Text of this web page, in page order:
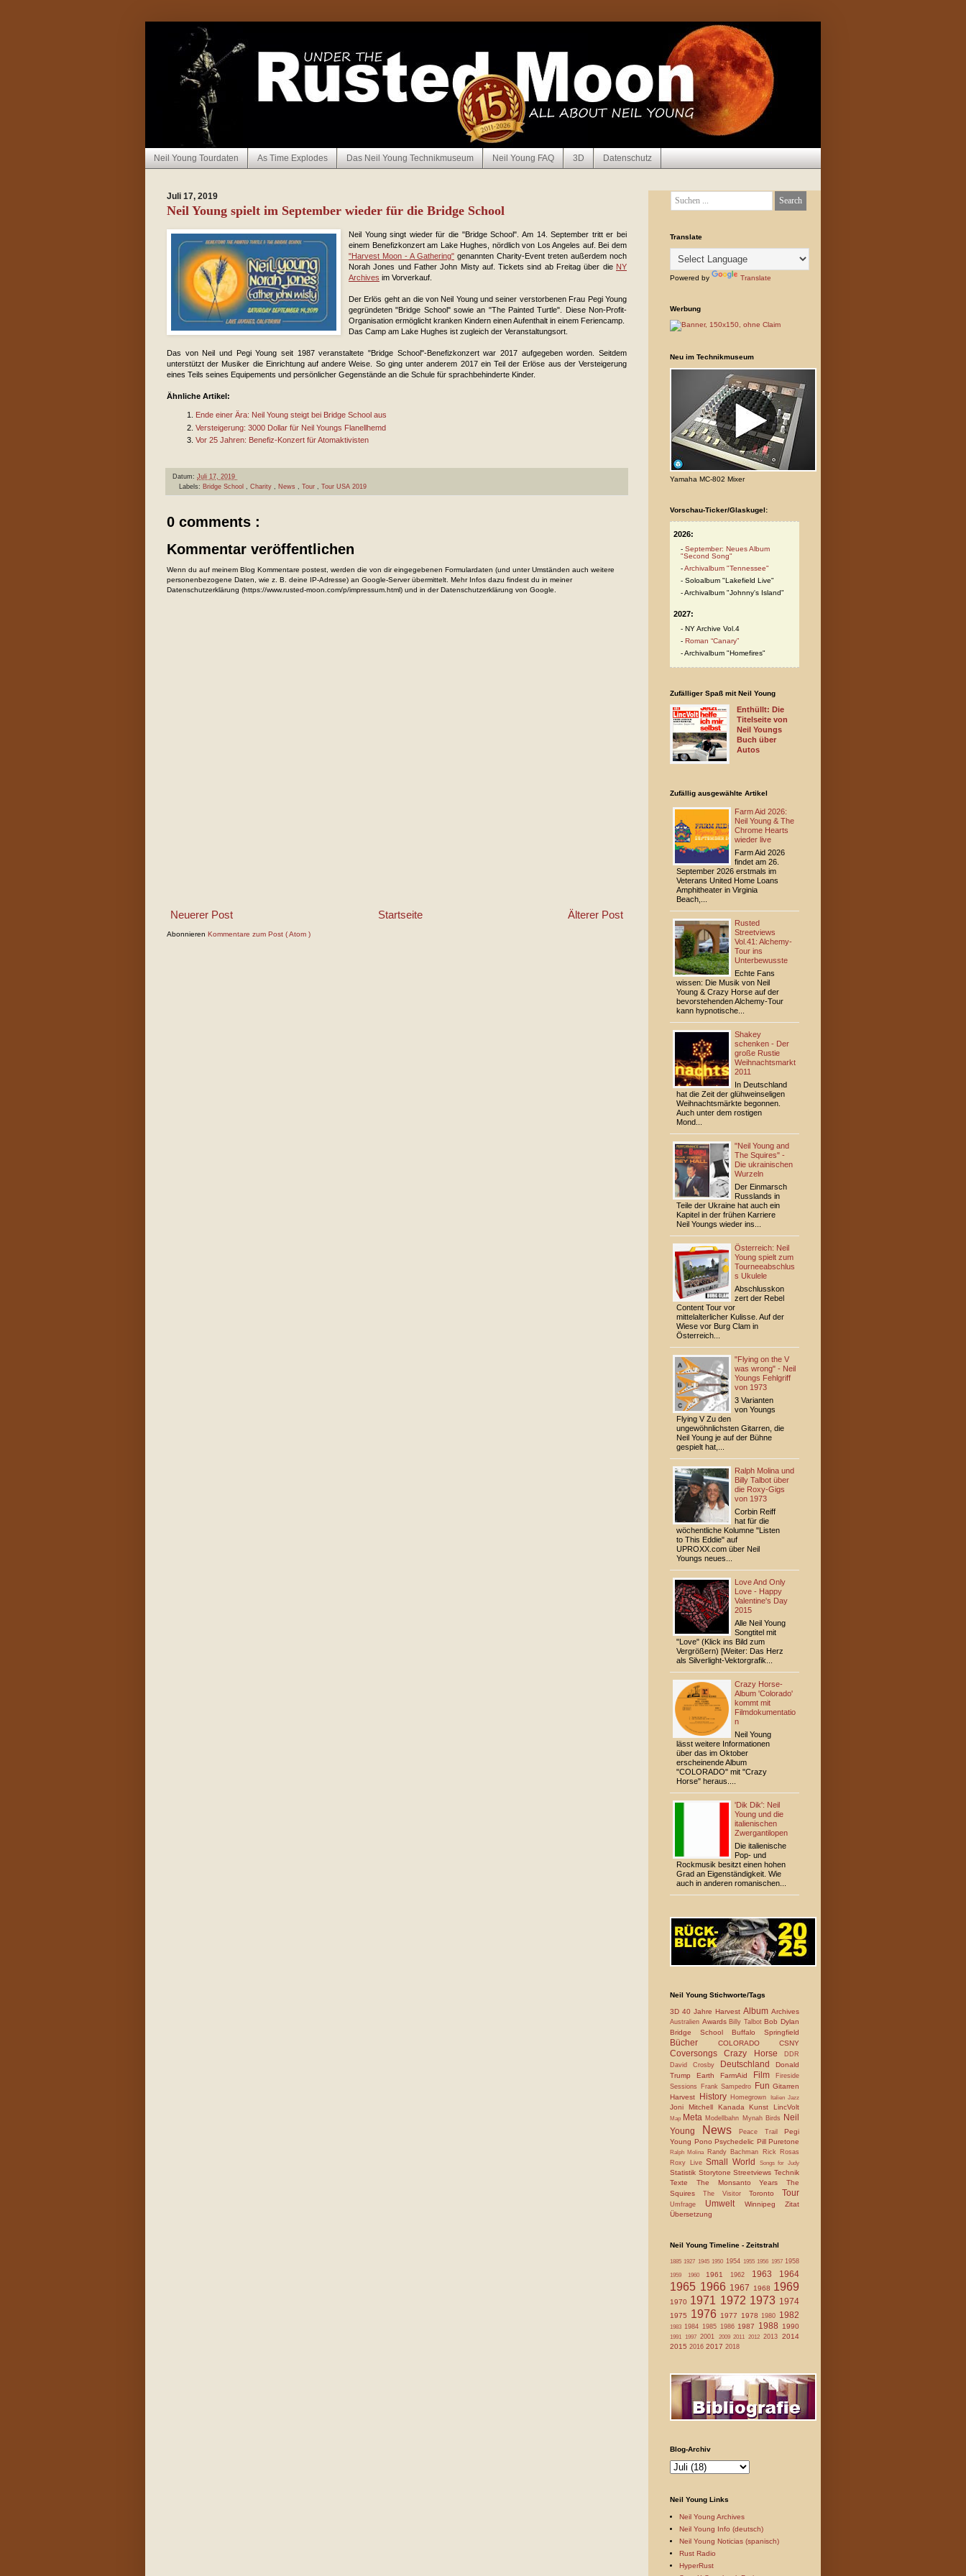
Neil Young Tourdaten As Time Explodes Das Neil Young Technikmuseum Neil Young FAQ 3D Datenschutz
Juli 17, 2019
Neil Young spielt im September wieder für die Bridge School
Neil Young singt wieder für die "Bridge School". Am 14. September tritt er bei
einem Benefizkonzert am Lake Hughes, nördlich von Los Angeles auf. Bei dem
"Harvest Moon - A Gathering" genannten Charity-Event treten außerdem noch
Norah Jones und Father John Misty auf. Tickets sind ab Freitag über die NY
Archives im Vorverkauf.
Der Erlös geht an die von Neil Young und seiner verstorbenen Frau Pegi Young
gegründeten "Bridge School" sowie an "The Painted Turtle". Diese Non-Profit-
Organisation ermöglicht kranken Kindern einen Aufenthalt in einem Feriencamp.
Das Camp am Lake Hughes ist zugleich der Veranstaltungsort.
Das von Neil und Pegi Young seit 1987 veranstaltete "Bridge School"-Benefizkonzert war 2017 aufgegeben worden. Seitdem
unterstützt der Musiker die Einrichtung auf andere Weise. So ging unter anderem 2017 ein Teil der Erlöse aus der Versteigerung
eines Teils seines Equipements und persönlicher Gegenstände an die Schule für sprachbehinderte Kinder.
Ähnliche Artikel:
Ende einer Ära: Neil Young steigt bei Bridge School aus
Versteigerung: 3000 Dollar für Neil Youngs Flanellhemd
Vor 25 Jahren: Benefiz-Konzert für Atomaktivisten
Datum: Juli 17, 2019
Labels: Bridge School , Charity , News , Tour , Tour USA 2019
0 comments :
Kommentar veröffentlichen
Wenn du auf meinem Blog Kommentare postest, werden die von dir eingegebenen Formulardaten (und unter Umständen auch weitere
personenbezogene Daten, wie z. B. deine IP-Adresse) an Google-Server übermittelt. Mehr Infos dazu findest du in meiner
Datenschutzerklärung (https://www.rusted-moon.com/p/impressum.html) und in der Datenschutzerklärung von Google.
Neuerer Post Älterer Post
Startseite
Abonnieren Kommentare zum Post ( Atom )
Translate
Powered by Translate
Werbung
Neu im Technikmuseum
Yamaha MC-802 Mixer
Vorschau-Ticker/Glaskugel:
2026:
September: Neues Album
"Second Song"
Archivalbum "Tennessee"
Soloalbum "Lakefield Live"
Archivalbum "Johnny's Island"
2027:
NY Archive Vol.4
Roman “Canary”
Archivalbum "Homefires"
Zufälliger Spaß mit Neil Young
Enthüllt: Die
Titelseite von
Neil Youngs
Buch über
Autos
Zufällig ausgewählte Artikel
Farm Aid 2026:
Neil Young & The
Chrome Hearts
wieder live
Farm Aid 2026
findet am 26.
September 2026 erstmals im
Veterans United Home Loans
Amphitheater in Virginia
Beach,...
Rusted
Streetviews
Vol.41: Alchemy-
Tour ins
Unterbewusste
Echte Fans
wissen: Die Musik von Neil
Young & Crazy Horse auf der
bevorstehenden Alchemy-Tour
kann hypnotische...
Shakey
schenken - Der
große Rustie
Weihnachtsmarkt
2011
In Deutschland
hat die Zeit der glühweinseligen
Weihnachtsmärkte begonnen.
Auch unter dem rostigen
Mond...
"Neil Young and
The Squires" -
Die ukrainischen
Wurzeln
Der Einmarsch
Russlands in
Teile der Ukraine hat auch ein
Kapitel in der frühen Karriere
Neil Youngs wieder ins...
Österreich: Neil
Young spielt zum
Tourneeabschlus
s Ukulele
Abschlusskon
zert der Rebel
Content Tour vor
mittelalterlicher Kulisse. Auf der
Wiese vor Burg Clam in
Österreich...
"Flying on the V
was wrong" - Neil
Youngs Fehlgriff
von 1973
3 Varianten
von Youngs
Flying V Zu den
ungewöhnlichsten Gitarren, die
Neil Young je auf der Bühne
gespielt hat,...
Ralph Molina und
Billy Talbot über
die Roxy-Gigs
von 1973
Corbin Reiff
hat für die
wöchentliche Kolumne "Listen
to This Eddie" auf
UPROXX.com über Neil
Youngs neues...
Love And Only
Love - Happy
Valentine's Day
2015
Alle Neil Young
Songtitel mit
"Love" (Klick ins Bild zum
Vergrößern) [Weiter: Das Herz
als Silverlight-Vektorgrafik...
Crazy Horse-
Album 'Colorado'
kommt mit
Filmdokumentatio
n
Neil Young
lässt weitere Informationen
über das im Oktober
erscheinende Album
"COLORADO" mit "Crazy
Horse" heraus....
'Dik Dik': Neil
Young und die
italienischen
Zwergantilopen
Die italienische
Pop- und
Rockmusik besitzt einen hohen
Grad an Eigenständigkeit. Wie
auch in anderen romanischen...
Neil Young Stichworte/Tags
3D 40 Jahre Harvest Album Archives
Australien Awards Billy Talbot Bob Dylan
Bridge School Buffalo Springfield
Bücher COLORADO CSNY
CoversongsCrazy HorseDDR
David Crosby
Deutschland
Donald
Trump Earth FarmAid Film
Fireside
Sessions
Frank Sampedro Fun Gitarren
Harvest
History Homegrown Italien Jazz
Joni Mitchell Kanada Kunst LincVolt
Map MetaModellbahn Mynah Birds
Neil
Young
News Peace Trail Pegi
Young Pono Psychedelic Pill Puretone
Ralph Molina Randy Bachman
Rick Rosas
Roxy LiveSmall World Songs for Judy
Statistik StorytoneStreetviewsTechnik
Texte The Monsanto Years The
Squires The Visitor Toronto Tour
Umfrage Umwelt WinnipegZitat
Übersetzung
Neil Young Timeline - Zeitstrahl
18851927 19451950 1954 19551956 1957 1958
1959 1960 1961 1962 1963 1964
1965 1966 1967 1968 1969
1970 1971 1972 1973 1974
1975 1976 1977 19781980 1982
1983 1984 1985 19861987 19881990
1991 1997 2001 20092011201220132014
2015 2016 2017 2018
Blog-Archiv
Neil Young Links
Neil Young Archives
Neil Young Info (deutsch)
Neil Young Noticias (spanisch)
Rust Radio
HyperRust